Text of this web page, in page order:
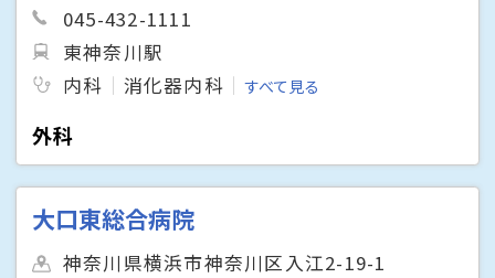
045-432-1111
東神奈川駅
内科
消化器内科 すべて見る
外科
大口東総合病院
神奈川県横浜市神奈川区入江2-19-1